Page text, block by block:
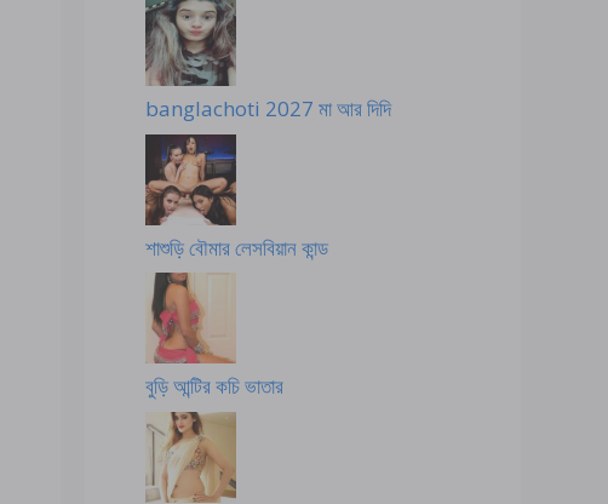
banglachoti 2027 মা আর দিদি
শাশুড়ি বৌমার লেসবিয়ান কান্ড
বুড়ি আন্টির কচি ভাতার